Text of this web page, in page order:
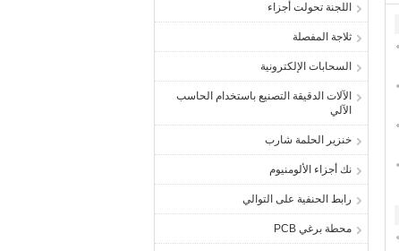
اللجنة تحولت أجزاء
ثلاجة المفصلة
السحابات الإلكترونية
الآلات الدقيقة التصنيع باستخدام الحاسب
الآلي
خنزير الحلمة شارب
نك أجزاء الألومنيوم
رابط الحنفية على التوالي
محطة برغي PCB